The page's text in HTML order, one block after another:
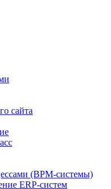
сайта
(BPM-системы)
ERP-систем